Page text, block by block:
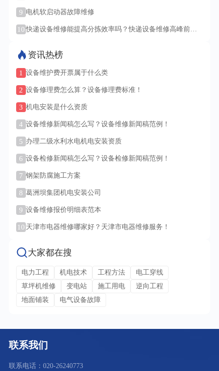
9 电机软启动器故障维修
10 快递设备维修能提高分拣效率吗？快递设备维修高峰前需
资讯热榜
1 设备维护费开票属于什么类
2 设备修理费怎么算？设备修理费标准！
3 机电安装是什么资质
4 设备维修新闻稿怎么写？设备维修新闻稿范例！
5 办理二级水利水电机电安装资质
6 设备检修新闻稿怎么写？设备检修新闻稿范例！
7 钢架防腐施工方案
8 葛洲坝集团机电安装公司
9 设备维修报价明细表范本
10 天津市电器维修哪家好？天津市电器维修服务！
大家都在搜
电力工程 机电技术 工程方法
电工穿线
草坪机维修
变电站 施工用电
逆向工程
地面铺装
电气设备故障
联系我们
联系电话：020-26240773